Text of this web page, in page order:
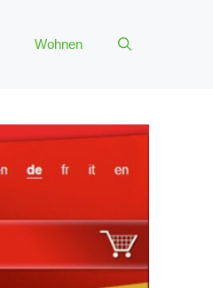
Wohnen